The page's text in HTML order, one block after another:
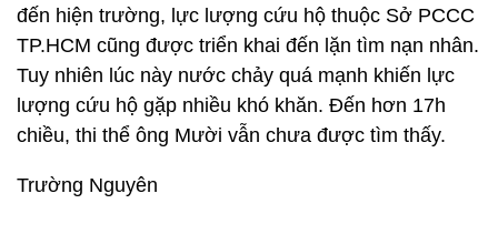
đến hiện trường, lực lượng cứu hộ thuộc Sở PCCC
TP.HCM cũng được triển khai đến lặn tìm nạn nhân.
Tuy nhiên lúc này nước chảy quá mạnh khiến lực
lượng cứu hộ gặp nhiều khó khăn. Đến hơn 17h
chiều, thi thể ông Mười vẫn chưa được tìm thấy.
Trường Nguyên